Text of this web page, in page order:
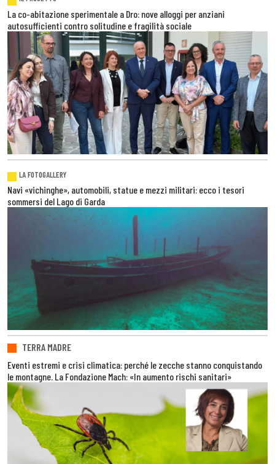
La co-abitazione sperimentale a Dro: nove alloggi per anziani
autosufficienti contro solitudine e fragilità sociale
LA FOTOGALLERY
Navi «vichinghe», automobili, statue e mezzi militari: ecco i tesori
sommersi del Lago di Garda
TERRA MADRE
Eventi estremi e crisi climatica: perché le zecche stanno conquistando
le montagne. La Fondazione Mach: «In aumento rischi sanitari»